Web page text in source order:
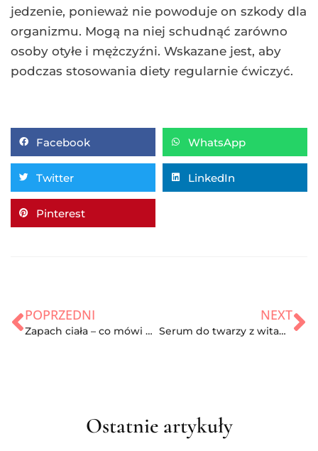
jedzenie, ponieważ nie powoduje on szkody dla
organizmu. Mogą na niej schudnąć zarówno
osoby otyłe i mężczyźni. Wskazane jest, aby
podczas stosowania diety regularnie ćwiczyć.
Facebook WhatsApp
Twitter LinkedIn
Pinterest
POPRZEDNI
Zapach ciała – co mówi o Twoim zdrowiu?
NEXT
Serum do twarzy z witaminą C – domowe sposoby
Ostatnie artykuły